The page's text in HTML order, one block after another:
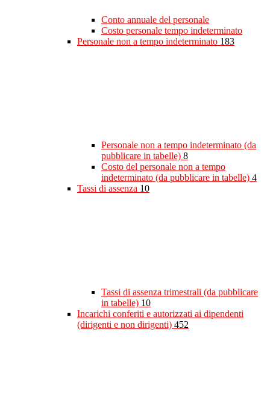
Conto annuale del personale
Costo personale tempo indeterminato
Personale non a tempo indeterminato 183
Personale non a tempo indeterminato (da
pubblicare in tabelle) 8
Costo del personale non a tempo
indeterminato (da pubblicare in tabelle) 4
Tassi di assenza 10
Tassi di assenza trimestrali (da pubblicare
in tabelle) 10
Incarichi conferiti e autorizzati ai dipendenti
(dirigenti e non dirigenti) 452